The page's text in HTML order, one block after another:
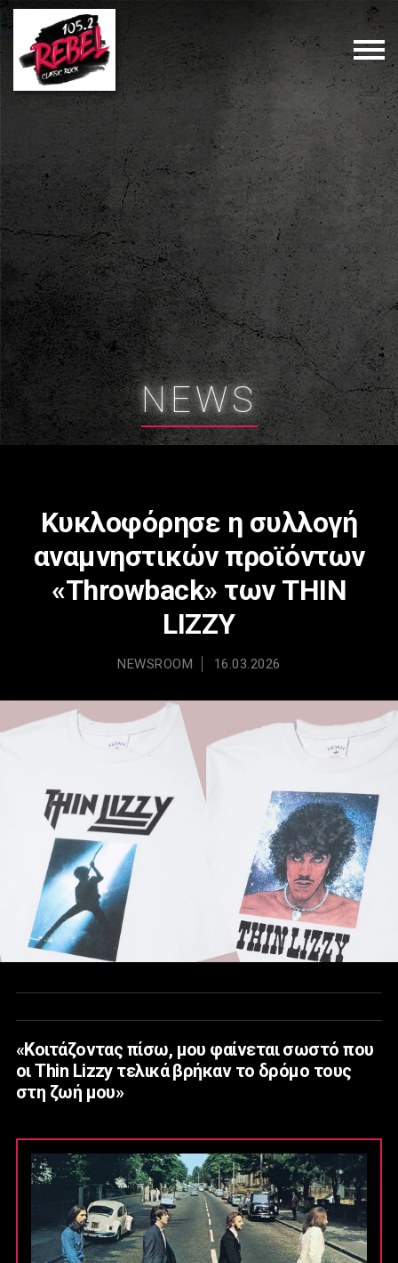
NEWS
Κυκλοφόρησε η συλλογή
αναμνηστικών προϊόντων
«Throwback» των THIN
LIZZY
NEWSROOM 16.03.2026
«Κοιτάζοντας πίσω, μου φαίνεται σωστό που
οι Thin Lizzy τελικά βρήκαν το δρόμο τους
στη ζωή μου»